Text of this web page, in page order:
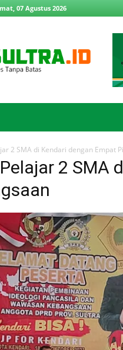
07 Agustus 2026
2 SMA di Kendari dengan Empat
2 SMA